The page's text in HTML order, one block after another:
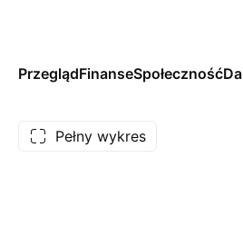
PrzeglądFinanseSpołeczność
Pełny wykres